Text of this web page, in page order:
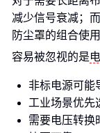
减少信号衰减；
防尘罩的组合使
容易被忽视的是
非标电源可能
工业场景优先
需要电压转换